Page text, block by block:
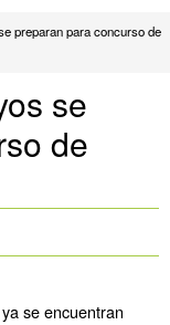
preparan para concurso de
se
de
se encuentran